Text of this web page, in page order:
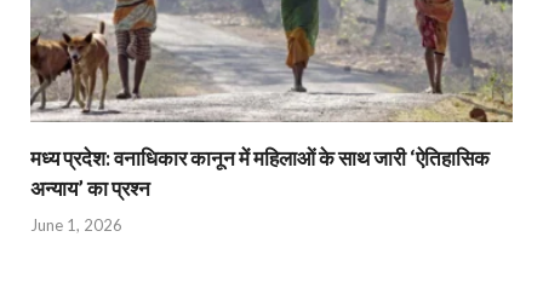
मध्य प्रदेश: वनाधिकार कानून में महिलाओं के साथ जारी ‘ऐतिहासिक
अन्याय’ का प्रश्न
June 1, 2026